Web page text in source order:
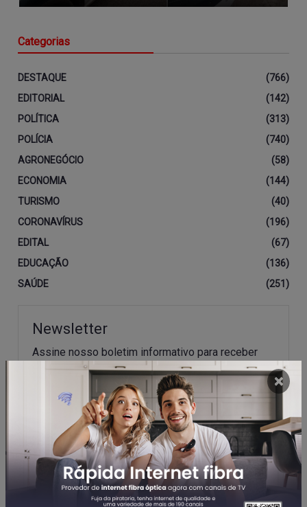
Categorias
DESTAQUE
(766)
EDITORIAL
(142)
POLÍTICA
(313)
POLÍCIA
(740)
AGRONEGÓCIO
(58)
ECONOMIA
(144)
TURISMO
(40)
CORONAVÍRUS
(196)
EDITAL
(67)
EDUCAÇÃO
(136)
SAÚDE
(251)
Newsletter
Assine nosso boletim informativo para receber
nossas atualizações.
INSCRITO
×